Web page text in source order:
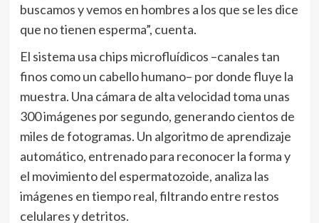
buscamos y vemos en hombres a los que se les dice
que no tienen esperma”, cuenta.
El sistema usa chips microfluídicos –canales tan
finos como un cabello humano– por donde fluye la
muestra. Una cámara de alta velocidad toma unas
300 imágenes por segundo, generando cientos de
miles de fotogramas. Un algoritmo de aprendizaje
automático, entrenado para reconocer la forma y
el movimiento del espermatozoide, analiza las
imágenes en tiempo real, filtrando entre restos
celulares y detritos.